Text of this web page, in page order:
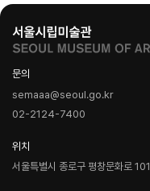
문의
semaaa@seoul.go.kr
02-2124-7400
위치
서울특별시 종로구 평창문화로 101